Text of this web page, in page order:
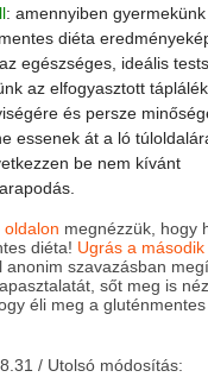
: amennyiben
diéta
egészséges, ideális
az elfogyasztott
és persze
essenek át a ló
be nem kívánt
oldalon megnézzük, hogy
diéta! Ugrás a második
anonim szavazásban
sőt meg is
éli meg a
/ Utolsó módosítás: